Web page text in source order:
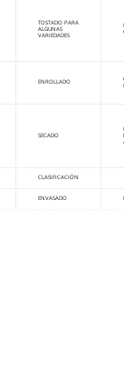
TOSTADO PARA
ALGUNAS
VARIEDADES
ENROLLADO
SECADO
CLASIFICACIÓN
ENVASADO